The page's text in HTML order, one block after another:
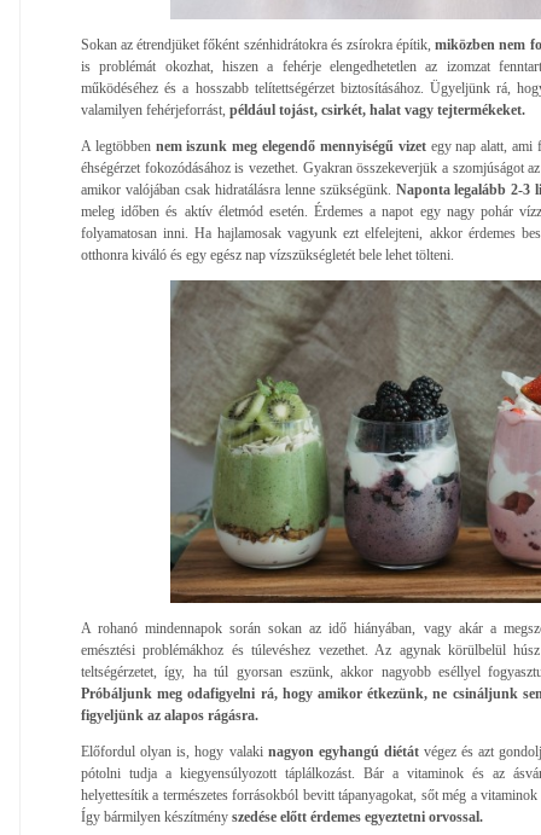
Sokan az étrendjüket főként szénhidrátokra és zsírokra építik,miközben nem
is problémát okozhat, hiszen a fehérje elengedhetetlen az izomzat
működéséhez és a hosszabb telítettségérzet biztosításához. Ügyeljünk rá,
valamilyen fehérjeforrást, például tojást, csirkét, halat vagy tejtermékeket.
A legtöbben nem iszunk meg elegendő mennyiségű vizetegy nap alatt, ami
éhségérzet fokozódásához is vezethet. Gyakran összekeverjük a szomjúságot
amikor valójában csak hidratálásra lenne szükségünk. Naponta legalább 2-3
meleg időben és aktív életmód esetén. Érdemes a napot egy nagy pohár
folyamatosan inni. Ha hajlamosak vagyunk ezt elfelejteni, akkor érdemes
otthonra kiváló és egy egész nap vízszükségletét bele lehet tölteni.
A rohanó mindennapok során sokan az idő hiányában, vagy akár a
emésztési problémákhoz és túlevéshez vezethet. Az agynak körülbelül
teltségérzetet, így, ha túl gyorsan eszünk, akkor nagyobb eséllyel
Próbáljunk meg odafigyelni rá, hogy amikor étkezünk, ne csináljunk
figyeljünk az alapos rágásra.
Előfordul olyan is, hogy valaki nagyon egyhangú diétát végez és azt
pótolni tudja a kiegyensúlyozott táplálkozást. Bár a vitaminok és az
helyettesítik a természetes forrásokból bevitt tápanyagokat, sőt még a
Így bármilyen készítmény szedése előtt érdemes egyeztetni orvossal.